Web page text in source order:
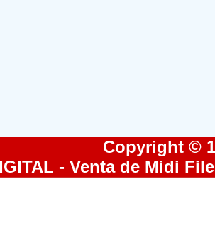
Copyright ©
- Venta de Midi